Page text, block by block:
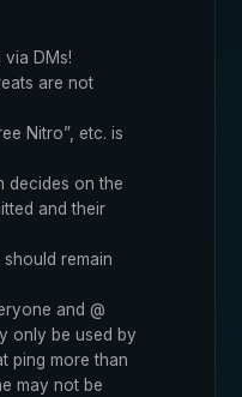
via DMs!
are not
Nitro”, etc. is
decides on the
and their
should remain
and @
only be used by
ping more than
may not be